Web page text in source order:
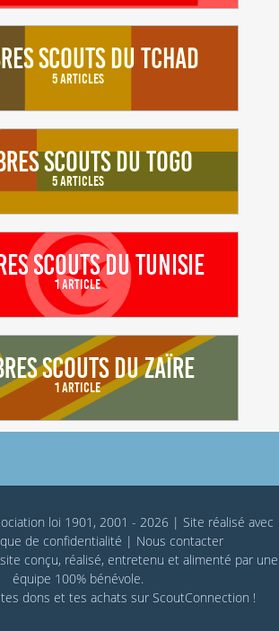
scouts du Tchad
5 Articles
scouts du Togo
5 Articles
scouts du Tunisie
1 Article
scouts du Zaïre
1 Article
loi 1901, 2001 - 2026 | Site réalisé avec
de confidentialité | Nous contacter
conçu, réalisé, entretenu et alimenté par une
équipe 100% bénévole.
tes dons et tes achats sur ScoutConnection !